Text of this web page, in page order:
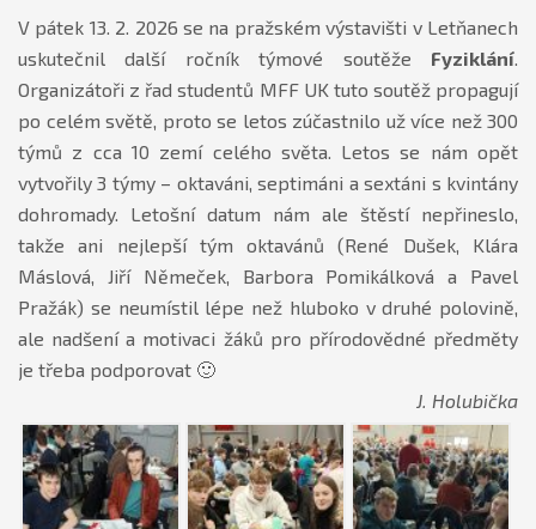
V pátek 13. 2. 2026 se na pražském výstavišti v Letňanech
uskutečnil další ročník týmové soutěže Fyziklání.
Organizátoři z řad studentů MFF UK tuto soutěž propagují
po celém světě, proto se letos zúčastnilo už více než 300
týmů z cca 10 zemí celého světa. Letos se nám opět
vytvořily 3 týmy – oktaváni, septimáni a sextáni s kvintány
dohromady. Letošní datum nám ale štěstí nepřineslo,
takže ani nejlepší tým oktavánů (René Dušek, Klára
Máslová, Jiří Němeček, Barbora Pomikálková a Pavel
Pražák) se neumístil lépe než hluboko v druhé polovině,
ale nadšení a motivaci žáků pro přírodovědné předměty
je třeba podporovat 🙂
J. Holubička